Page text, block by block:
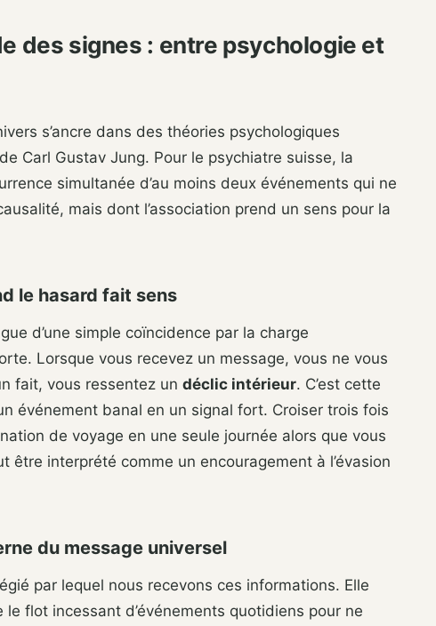
des signes : entre psychologie et
s’ancre dans des théories psychologiques
Carl Gustav Jung. Pour le psychiatre suisse, la
simultanée d’au moins deux événements qui ne
mais dont l’association prend un sens pour la
le hasard fait sens
d’une simple coïncidence par la charge
Lorsque vous recevez un message, vous ne vous
fait, vous ressentez un déclic intérieur. C’est cette
événement banal en un signal fort. Croiser trois fois
de voyage en une seule journée alors que vous
être interprété comme un encouragement à l’évasion
du message universel
par lequel nous recevons ces informations. Elle
flot incessant d’événements quotidiens pour ne